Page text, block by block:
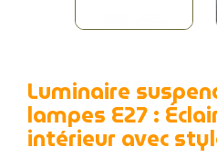
Luminaire
lampes E27 :
intérieur avec